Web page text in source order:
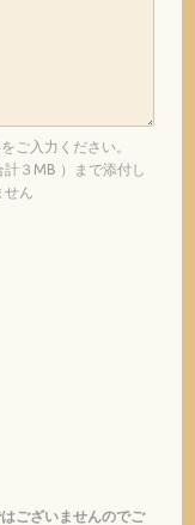
ご入力ください。
３MB ）まで添付し
せん
ございませんのでご